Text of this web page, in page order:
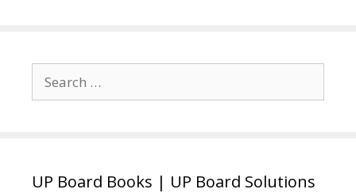
for:
UP Board Books | UP Board Solutions